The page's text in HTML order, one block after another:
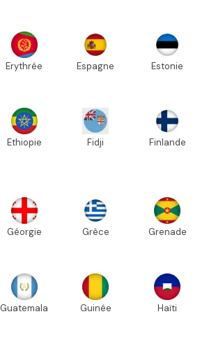
Erythrée Espagne Estonie
Ethiopie Fidji Finlande
Géorgie Grèce Grenade
Guatemala Guinée Haïti